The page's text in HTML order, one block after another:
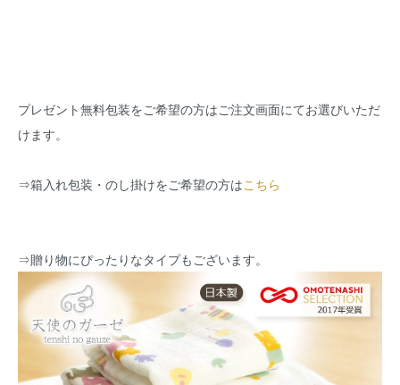
プレゼント無料包装をご希望の方はご注文画面にてお選びいただ
けます。
⇒箱入れ包装・のし掛けをご希望の方はこちら
⇒贈り物にぴったりなタイプもございます。